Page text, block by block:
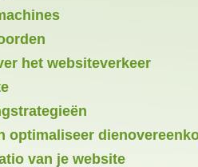
het websiteverkeer
optimaliseer
van je website